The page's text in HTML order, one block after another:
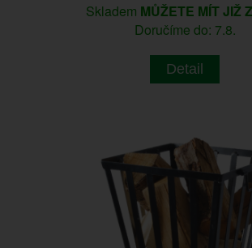
Skladem MŮŽETE MÍT JIŽ
Doručíme do: 7.8.
Detail